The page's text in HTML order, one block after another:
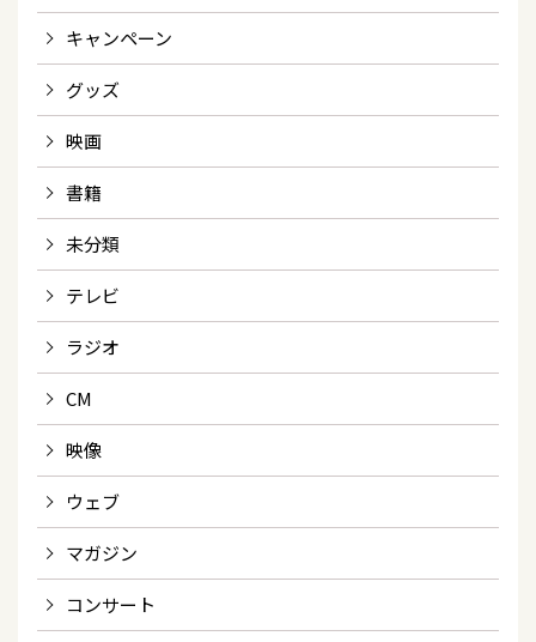
キャンペーン
グッズ
映画
書籍
未分類
テレビ
ラジオ
CM
映像
ウェブ
マガジン
コンサート